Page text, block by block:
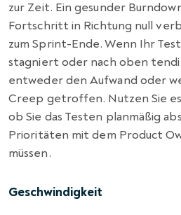
zur Zeit. Ein gesunder
Fortschritt in Richtung null
zum Sprint-Ende. Wenn Ihr
stagniert oder nach oben
entweder den Aufwand oder
Creep getroffen. Nutzen Sie
ob Sie das Testen planmäßig
Prioritäten mit dem Product
müssen.
Geschwindigkeit